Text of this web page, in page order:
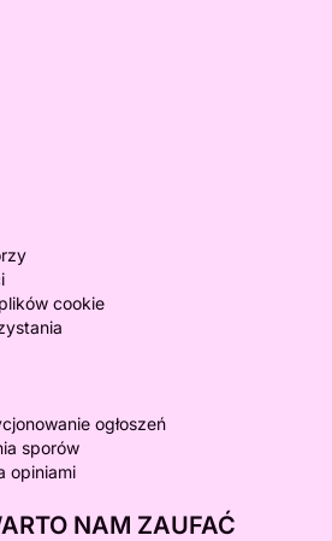
cookie
ogłoszeń
sporów
opiniami
NAM ZAUFAĆ